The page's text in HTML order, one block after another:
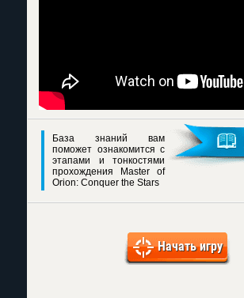
База знаний вам
поможет ознакомится с
этапами и тонкостями
прохождения Master of
Orion: Conquer the Stars
Начать игру